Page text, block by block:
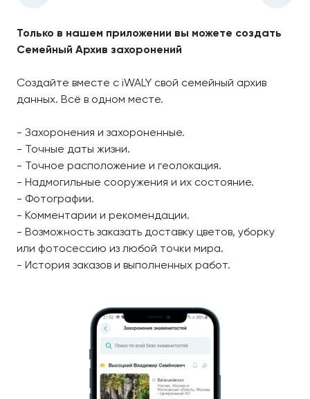
Только в нашем приложении вы можете создать
Семейный Архив захоронений
Создайте вместе с iWALY свой семейный архив
данных. Всё в одном месте.
- Захоронения и захороненные.
- Точные даты жизни.
- Точное расположение и геолокация.
- Надмогильные сооружения и их состояние.
- Фотографии.
- Комментарии и рекомендации.
- Возможность заказать доставку цветов, уборку
или фотосессию из любой точки мира.
- История заказов и выполненных работ.